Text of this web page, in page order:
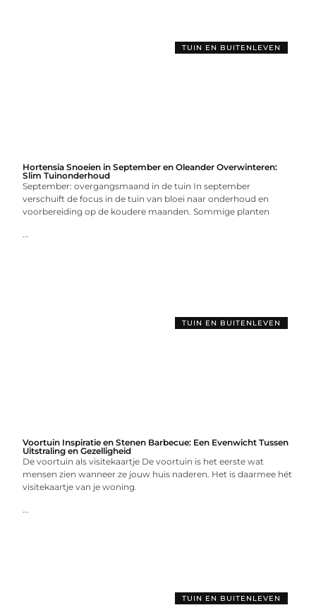
TUIN EN BUITENLEVEN
Hortensia Snoeien in September en Oleander Overwinteren:
Slim Tuinonderhoud
September: overgangsmaand in de tuin In september
verschuift de focus in de tuin van bloei naar onderhoud en
voorbereiding op de koudere maanden. Sommige planten
...
TUIN EN BUITENLEVEN
Voortuin Inspiratie en Stenen Barbecue: Een Evenwicht Tussen
Uitstraling en Gezelligheid
De voortuin als visitekaartje De voortuin is het eerste wat
mensen zien wanneer ze jouw huis naderen. Het is daarmee hét
visitekaartje van je woning.
...
TUIN EN BUITENLEVEN